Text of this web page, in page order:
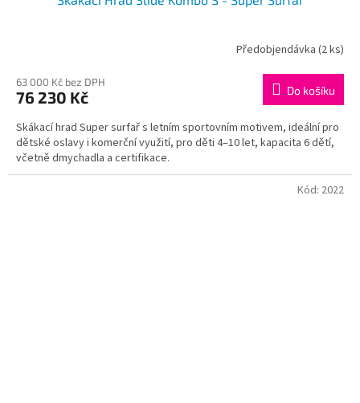
Předobjendávka (2 ks)
63 000 Kč bez DPH
76 230 Kč Do košíku
Skákací hrad Super surfař s letním sportovním motivem, ideální pro
dětské oslavy i komerční využití, pro děti 4–10 let, kapacita 6 dětí,
včetně dmychadla a certifikace.
Kód: 2022